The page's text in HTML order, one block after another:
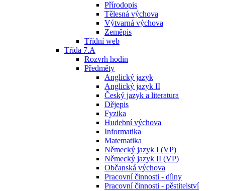
Přírodopis
Tělesná výchova
Výtvarná výchova
Zeměpis
Třídní web
Třída 7.A
Rozvrh hodin
Předměty
Anglický jazyk
Anglický jazyk II
Český jazyk a literatura
Dějepis
Fyzika
Hudební výchova
Informatika
Matematika
Německý jazyk I (VP)
Německý jazyk II (VP)
Občanská výchova
Pracovní činnosti - dílny
Pracovní činnosti - pěstitelství